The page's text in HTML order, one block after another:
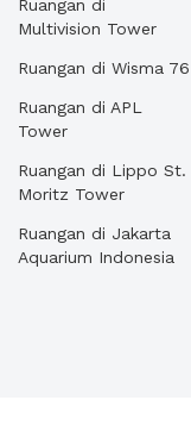
Ruangan di
Multivision Tower
Ruangan di Wisma 76
Ruangan di APL
Tower
Ruangan di Lippo St.
Moritz Tower
Ruangan di Jakarta
Aquarium Indonesia